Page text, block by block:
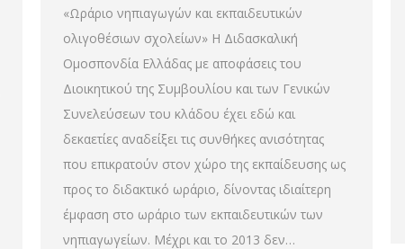
«Ωράριο νηπιαγωγών και εκπαιδευτικών
ολιγοθέσιων σχολείων» Η Διδασκαλική
Ομοσπονδία Ελλάδας με αποφάσεις του
Διοικητικού της Συμβουλίου και των Γενικών
Συνελεύσεων του κλάδου έχει εδώ και
δεκαετίες αναδείξει τις συνθήκες ανισότητας
που επικρατούν στον χώρο της εκπαίδευσης ως
προς το διδακτικό ωράριο, δίνοντας ιδιαίτερη
έμφαση στο ωράριο των εκπαιδευτικών των
νηπιαγωγείων. Μέχρι και το 2013 δεν…